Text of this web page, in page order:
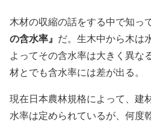
木材の収縮の話をする中で知っ
の含水率』 だ。生木中から木は
よってその含水率は大きく異な
材とでも含水率には差が出る。
現在日本農林規格によって、建
水率は定められているが、何度